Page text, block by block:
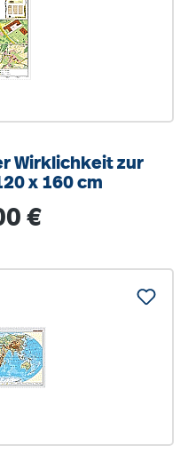
Wirklichkeit zur
x 160 cm
Preis:
€